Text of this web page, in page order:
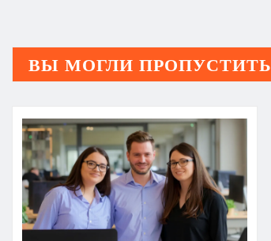
ВЫ МОГЛИ ПРОПУСТИТЬ